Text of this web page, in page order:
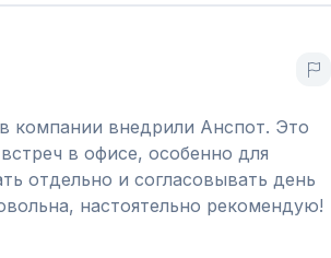
компании внедрили Анспот. Это
в офисе, особенно для
отдельно и согласовывать день
настоятельно рекомендую!